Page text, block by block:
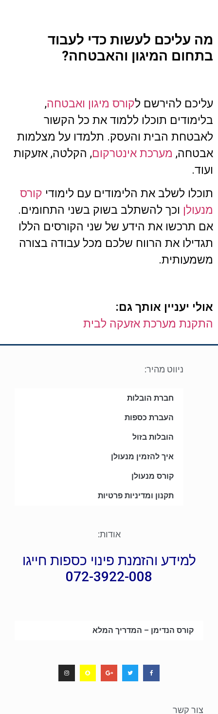
מה עליכם לעשות כדי לעבוד
בתחום המיגון והאבטחה?
עליכם להירשם לקורס מיגון ואבטחה,
בלימודים תוכלו ללמוד את כל הקשור
לאבטחת הבית והעסק. תלמדו על מצלמות
אבטחה, מערכת אינטרקום, הקלטה, אזעקות
ועוד.
תוכלו לשלב את הלימודים עם לימודי קורס
מנעולן וכך להשתלב בשוק בשני התחומים.
אם תרכשו את הידע של שני הקורסים הללו
תגדילו את הרווח שלכם מכל עבודה בצורה
משמעותית.
אולי יעניין אותך גם:
התקנת מערכת אזעקה לבית
ניווט מהיר:
חברת הובלות
העברת כספות
הובלות בזול
איך להזמין מנעולן
קורס מנעולן
תקנון ומדיניות פרטיות
אודות:
למידע והזמנת פינוי כספות חייגו
072-3922-008
קורס הנדימן – המדריך המלא
צור קשר